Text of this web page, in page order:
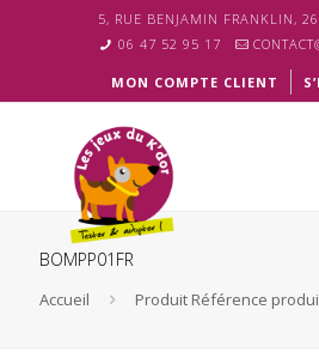
5, RUE BENJAMIN FRANKLIN,
06 47 52 95 17
MON COMPTE CLIENT
BOMPP01FR
Accueil Produit Référence